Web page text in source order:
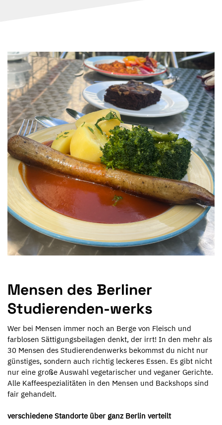
Mensen des Berliner
Studierenden-werks
Wer bei Mensen immer noch an Berge von Fleisch und
farblosen Sättigungsbeilagen denkt, der irrt! In den mehr als
30 Mensen des Studierendenwerks bekommst du nicht nur
günstiges, sondern auch richtig leckeres Essen. Es gibt nicht
nur eine große Auswahl vegetarischer und veganer Gerichte.
Alle Kaffeespezialitäten in den Mensen und Backshops sind
fair gehandelt.
verschiedene Standorte über ganz Berlin verteilt